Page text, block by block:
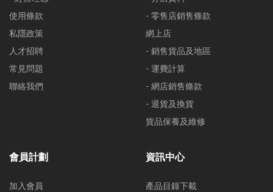
使用條款
私隱政策
人才招聘
常見問題
聯絡我們
- 零售店銷售條款
網上店
- 銷售貨品及地區
- 運費計算
- 網店銷售條款
- 退貨及換貨
貨品保養及維修
會員計劃
加入會員
資訊中心
產品目錄下載